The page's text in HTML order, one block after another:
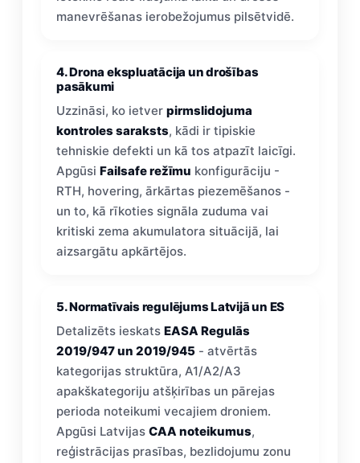
manevrēšanas ierobežojumus pilsētvidē.
4. Drona ekspluatācija un drošības
pasākumi
Uzzināsi, ko ietver pirmslidojuma
kontroles saraksts, kādi ir tipiskie
tehniskie defekti un kā tos atpazīt laicīgi.
Apgūsi Failsafe režīmu konfigurāciju -
RTH, hovering, ārkārtas piezemēšanos -
un to, kā rīkoties signāla zuduma vai
kritiski zema akumulatora situācijā, lai
aizsargātu apkārtējos.
5. Normatīvais regulējums Latvijā un ES
Detalizēts ieskats EASA Regulās
2019/947 un 2019/945 - atvērtās
kategorijas struktūra, A1/A2/A3
apakškategoriju atšķirības un pārejas
perioda noteikumi vecajiem droniem.
Apgūsi Latvijas CAA noteikumus,
reģistrācijas prasības, bezlidojumu zonu